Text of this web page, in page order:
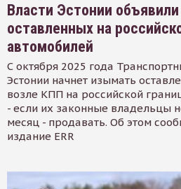
Власти Эстонии
оставленных на
автомобилей
С октября 2025 года
Эстонии начнет изымать
возле КПП на российской
- если их законные владельцы
месяц - продавать. Об этом
издание ERR